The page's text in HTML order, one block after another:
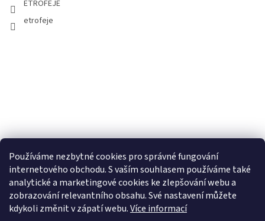
Používáme nezbytné cookies pro správné fungování
internetového obchodu. S vaším souhlasem používáme také
analytické a marketingové cookies ke zlepšování webu a
zobrazování relevantního obsahu. Své nastavení můžete
kdykoli změnit v zápatí webu.Více informací
ETROFEJE
etrofeje